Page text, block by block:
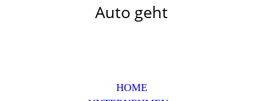
Auto geht
HOME